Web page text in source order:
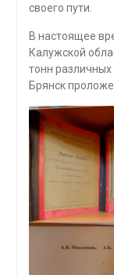
своего пути.
В настоящее
Калужской
тонн
Брянск